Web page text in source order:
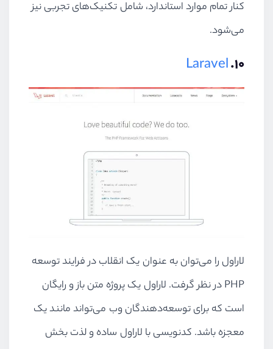
کنار تمام موارد استاندارد، شامل تکنیک‌های تجربی نیز
می‌شود.
۱۰. Laravel
لاراول را می‌توان به عنوان یک انقلاب در فرایند توسعه
PHP در نظر گرفت. لاراول یک پروژه متن باز و رایگان
است که برای توسعه‌دهندگان وب می‌تواند مانند یک
معجزه باشد. کدنویسی با لاراول ساده و لذت بخش